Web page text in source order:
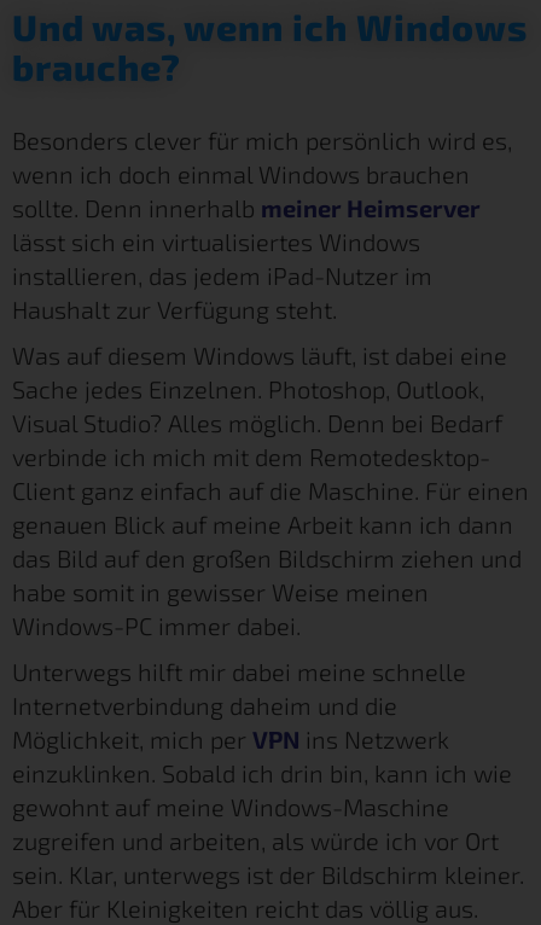
Und was, wenn ich Windows
brauche?
Besonders clever für mich persönlich wird es,
wenn ich doch einmal Windows brauchen
sollte. Denn innerhalb meiner Heimserver
lässt sich ein virtualisiertes Windows
installieren, das jedem iPad-Nutzer im
Haushalt zur Verfügung steht.
Was auf diesem Windows läuft, ist dabei eine
Sache jedes Einzelnen. Photoshop, Outlook,
Visual Studio? Alles möglich. Denn bei Bedarf
verbinde ich mich mit dem Remotedesktop-
Client ganz einfach auf die Maschine. Für einen
genauen Blick auf meine Arbeit kann ich dann
das Bild auf den großen Bildschirm ziehen und
habe somit in gewisser Weise meinen
Windows-PC immer dabei.
Unterwegs hilft mir dabei meine schnelle
Internetverbindung daheim und die
Möglichkeit, mich per VPN ins Netzwerk
einzuklinken. Sobald ich drin bin, kann ich wie
gewohnt auf meine Windows-Maschine
zugreifen und arbeiten, als würde ich vor Ort
sein. Klar, unterwegs ist der Bildschirm kleiner.
Aber für Kleinigkeiten reicht das völlig aus.